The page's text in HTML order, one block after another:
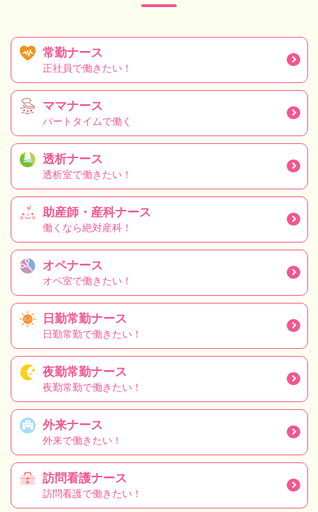
常勤ナース
正社員で働きたい！
ママナース
パートタイムで働く
透析ナース
透析室で働きたい！
助産師・産科ナース
働くなら絶対産科！
オペナース
オペ室で働きたい！
日勤常勤ナース
日勤常勤で働きたい！
夜勤常勤ナース
夜勤常勤で働きたい！
外来ナース
外来で働きたい！
訪問看護ナース
訪問看護で働きたい！